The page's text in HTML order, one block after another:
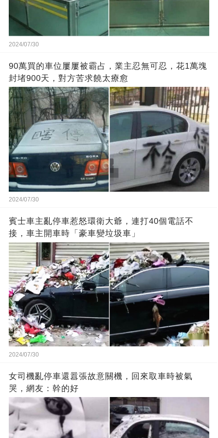
2024/07/30
90萬買的車位屢屢被霸占，業主忍無可忍，花1萬塊
封堵900天，對方苦求饒太療愈
2024/07/30
賓士車主亂停車惹怒環衛大爺，連打40個電話不
接，車主開車時「豪車變垃圾車」
2024/07/30
女司機亂停車還囂張故意關機，回來取車時被氣
哭，網友：幹的好